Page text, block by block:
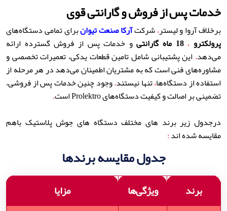
خدمات پس از فروش و گارانتی قوی
برخلاف آروا و لیستر،شرکتآرکا صنعت تیوانبرای تمامی دستگاه‌های
پرولکترو ، 18 ماه گارانتیو خدمات پس از فروش گسترده ارائه
می‌دهد. این پشتیبانی شامل تامین قطعات یدکی، تعمیرات تخصصی و
مشاوره‌های فنی است که به مشتریان اطمینان می‌دهد در هر مرحله از
استفاده از دستگاه‌ها،تنها نیستند.وجود چنین خدمات پس از فروشی،
تضمینی بر اصالت و کیفیت دستگاه‌های Prolektro است
.
درجدول زیر برند های مختلف دستگاه های جوش پلاستیک باهم
مقایسه شده اند:
جدول مقایسه برندها
برند ویژگی‌ها مزایا